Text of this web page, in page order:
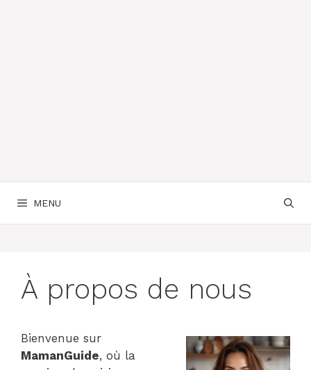
MENU
À propos de nous
Bienvenue sur
MamanGuide, où la